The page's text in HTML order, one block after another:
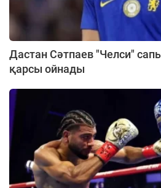
Дастан Сәтпаев "Челси"
қарсы ойнады